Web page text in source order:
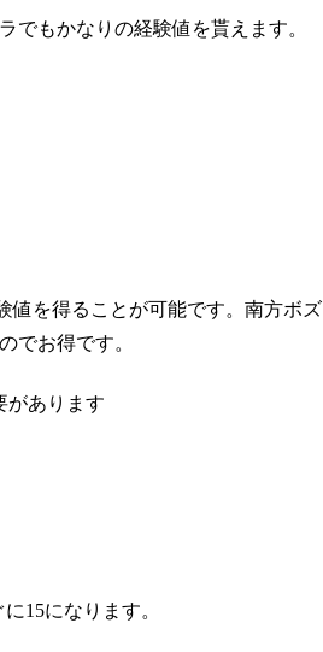
でもかなりの経験値を貰えます。
値を得ることが可能です。南方ボズ
でお得です。
があります
15になります。